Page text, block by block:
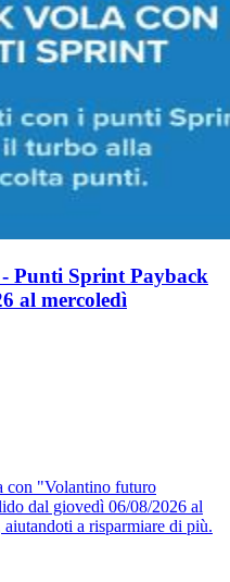
Punti Sprint Payback
al mercoledì
con "Volantino futuro
dal giovedì 06/08/2026 al
a risparmiare di più.